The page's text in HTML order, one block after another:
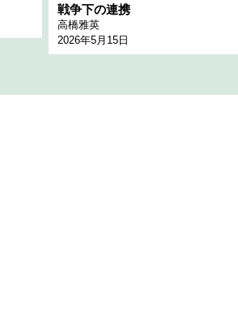
戦争下の連携
高橋雅英
2026年5月15日